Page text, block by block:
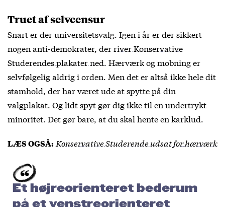
Truet af selvcensur
Snart er der universitetsvalg. Igen i år er der sikkert
nogen anti-demokrater, derriver Konservative
Studerendes plakater ned. Hærværk og mobning er
selvfølgelig aldrig i orden. Men det er altså ikke hele dit
stamhold, der har været ude at spytte på din
valgplakat. Og lidt spyt gør dig ikke til en undertrykt
minoritet. Det gør bare, at du skal hente en karklud.
LÆS OGSÅ: Konservative Studerende udsat for hærværk
Et højreorienteret bederum
på et venstreorienteret